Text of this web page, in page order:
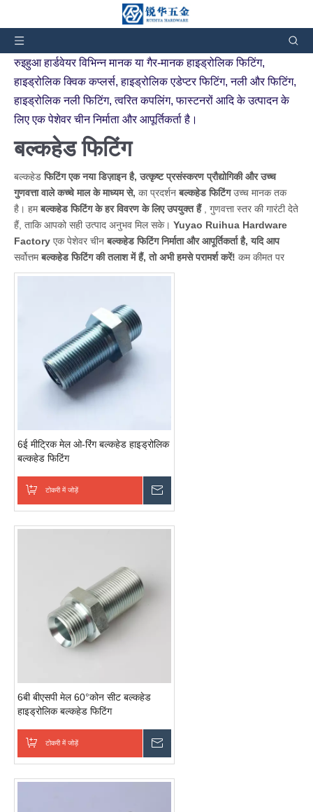
उत्पादों » बल्कहेड फिटिंग
रुइहुआ हार्डवेयर विभिन्न मानक या गैर-मानक हाइड्रोलिक फिटिंग,
हाइड्रोलिक क्विक कप्लर्स, हाइड्रोलिक एडेप्टर फिटिंग, नली और फिटिंग,
हाइड्रोलिक नली फिटिंग, त्वरित कपलिंग, फास्टनरों आदि के उत्पादन के
लिए एक पेशेवर चीन निर्माता और आपूर्तिकर्ता है।
बल्कहेड फिटिंग
बल्कहेडफिटिंग एक नया डिज़ाइन है, उत्कृष्ट प्रसंस्करण प्रौद्योगिकी और उच्च
गुणवत्ता वाले कच्चे माल के माध्यम से, का प्रदर्शनबल्कहेड फिटिंगउच्च मानक तक
है। हमबल्कहेड फिटिंग के हर विवरण के लिए उपयुक्त हैं
, गुणवत्ता स्तर की गारंटी देते
हैं, ताकि आपको सही उत्पाद अनुभव मिल सके। Yuyao Ruihua Hardware
Factory एक पेशेवर चीनबल्कहेड फिटिंग निर्माता और आपूर्तिकर्ता है, यदि आप
सर्वोत्तमबल्कहेड फिटिंग की तलाश में हैं, तो अभी हमसे परामर्श करें! कम कीमत पर
6ई मीट्रिक मेल ओ-रिंग बल्कहेड हाइड्रोलिक
बल्कहेड फिटिंग
टोकरी में जोड़ें
6बी बीएसपी मेल 60°कोन सीट बल्कहेड
हाइड्रोलिक बल्कहेड फिटिंग
टोकरी में जोड़ें